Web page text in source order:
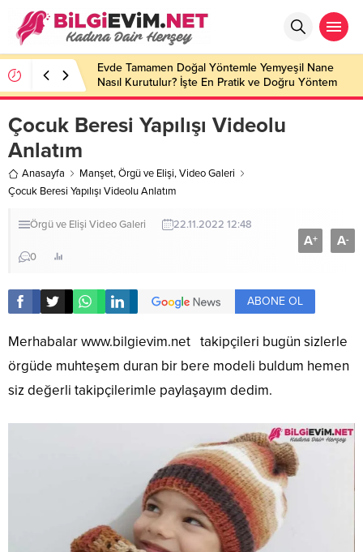
Evde Tamamen Doğal Yöntemle Yemyeşil Nane
Nasıl Kurutulur? İşte En Pratik ve Doğru Yöntem
Çocuk Beresi Yapılışı Videolu
Anlatım
Anasayfa Manşet,Örgü ve Elişi,Video Galeri
Çocuk Beresi Yapılışı Videolu Anlatım
Örgü ve Elişi Video Galeri 22.11.2022 12:48
0
A+ A-
ABONE OL
Merhabalarwww.bilgievim.net takipçileri bugün sizlerle
örgüde muhteşem duran bir bere modeli buldum hemen
siz değerli takipçilerimle paylaşayım dedim.